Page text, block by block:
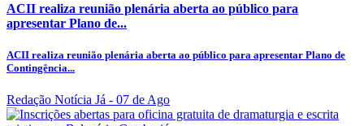
ACII realiza reunião plenária aberta ao público para
apresentar Plano de...
ACII realiza reunião plenária aberta ao público para apresentar Plano de
Contingência...
Redação Notícia Já - 07 de Ago